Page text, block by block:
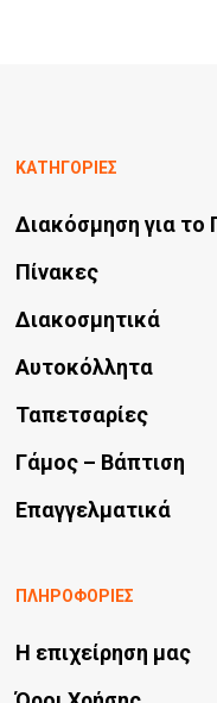
μπορούν
στη
σελίδα
του
ΚΑΤΗΓΟΡΙΕΣ
Διακόσμηση για το
Πίνακες
Διακοσμητικά
Αυτοκόλλητα
Ταπετσαρίες
Γάμος – Βάπτιση
Επαγγελματικά
ΠΛΗΡΟΦΟΡΙΕΣ
Η επιχείρηση μας